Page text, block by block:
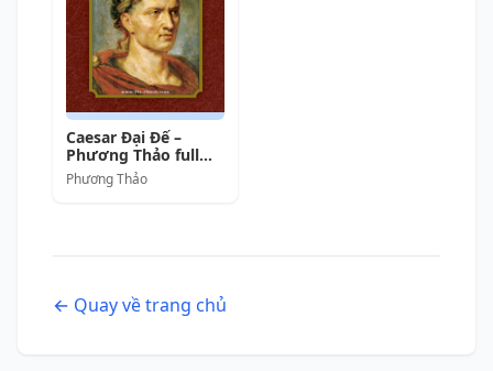
Caesar Đại Đế –
Phương Thảo full
prc pdf epub azw3
[Danh nhân]
Phương Thảo
← Quay về trang chủ